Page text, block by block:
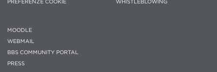
MOODLE
WEBMAIL
BBS COMMUNITY PORTAL
PRESS